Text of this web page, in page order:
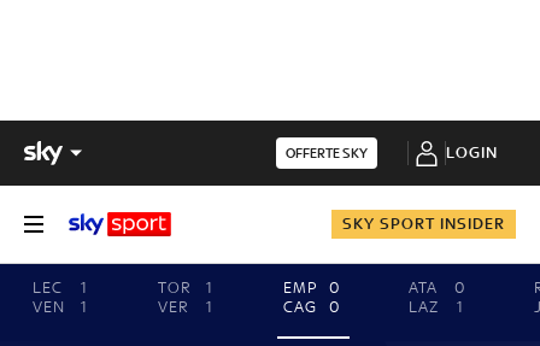
OFFERTE SKY LOGIN
SKY SPORT INSIDER
LEC
1
VEN
1
TOR
1
VER
1
EMP
0
CAG
0
ATA
0
LAZ
1